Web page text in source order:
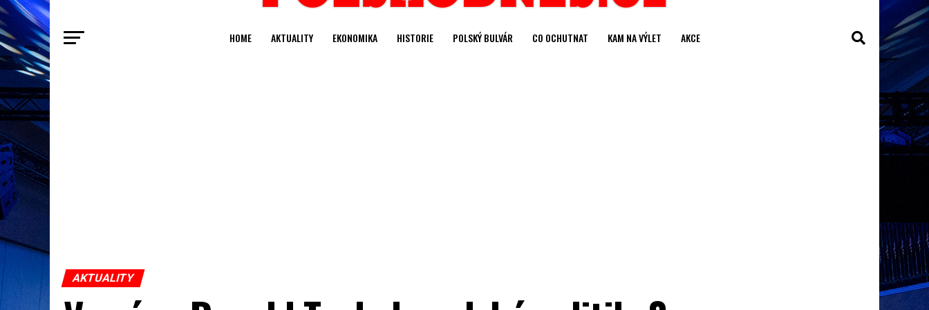
HOME AKTUALITY EKONOMIKA HISTORIE POLSKÝ BULVÁR CO OCHUTNAT KAM NA VÝLET AKCE
AKTUALITY